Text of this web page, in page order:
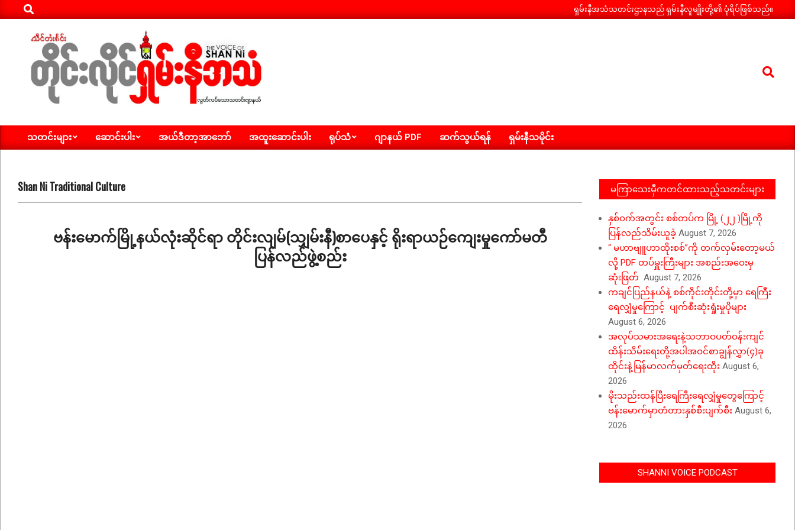
to
Search
ရှမ်းနီအသံသတင်းဌာနသည် ရှမ်းနီလူမျိုးတို့၏ ပုံရိပ်ဖြစ်သည်။
ရှမ်း
နီ
သတင်း
Search
Primary
သတင်းများ ဆောင်းပါး အယ်ဒီတာ့အာဘော် အထူးဆောင်းပါး ရုပ်သံ ဂျာနယ် PDF ဆက်သွယ်ရန် ရှမ်းနီသမိုင်း
Shan Ni Traditional Culture
ဗန်းမောက်မြို့နယ်လုံးဆိုင်ရာ တိုင်းလျမ်(သျှမ်းနီ)စာပေနှင့် ရိုးရာယဉ်ကျေးမှုကော်မတီ
ပြန်လည်ဖွဲ့စည်း
မကြာသေးမှီကတင်ထားသည့်သတင်းများ
နှစ်ဝက်အတွင်း စစ်တပ်က မြို့ (၂၂ )မြို့ကို
ပြန်လည်သိမ်းယူခဲ့ August 7, 2026
“ မဟာဗျူဟာထိုးစစ်”ကို တက်လှမ်းတော့မယ်
လို့ PDF တပ်မှူးကြီးများ အစည်းအဝေးမှ
ဆုံးဖြတ် August 7, 2026
ကချင်ပြည်နယ်နဲ့ စစ်ကိုင်းတိုင်းတို့မှာ ရေကြီး
ရေလျှံမှုကြောင့် ပျက်စီးဆုံးရှုံးမှုပိုများ
August 6, 2026
အလုပ်သမားအရေးနဲ့သဘာဝပတ်ဝန်းကျင်
ထိန်းသိမ်းရေးတို့အပါအဝင်စာချွန်လွှာ(၄)ခု
ထိုင်းနဲ့မြန်မာလက်မှတ်ရေးထိုး August 6,
2026
မိုးသည်းထန်ပြီးရေကြီးရေလျှံမှုတွေကြောင့်
ဗန်းမောက်မှာတံတားနှစ်စီးပျက်စီး August 6,
2026
SHANNI VOICE PODCAST